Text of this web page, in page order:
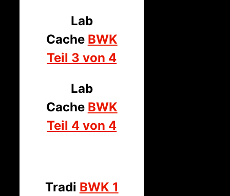
Lab
Cache BWK
Teil 3 von 4
Lab
Cache BWK
Teil 4 von 4
Tradi BWK 1